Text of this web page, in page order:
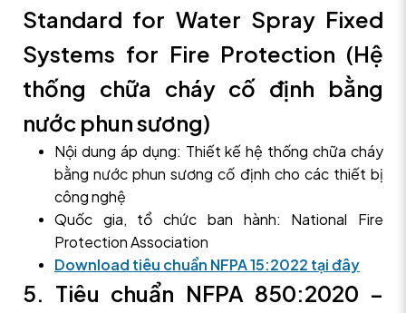
Standard for Water Spray Fixed
Systems for Fire Protection (Hệ
thống chữa cháy cố định bằng
nước phun sương)
Nội dung áp dụng: Thiết kế hệ thống chữa cháy
bằng nước phun sương cố định cho các thiết bị
công nghệ
Quốc gia, tổ chức ban hành: National Fire
Protection Association
Download tiêu chuẩn NFPA 15:2022 tại đây
5. Tiêu chuẩn NFPA 850:2020 –